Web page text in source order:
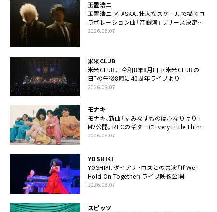
玉置浩二
玉置浩二 × ASKA、壮大なスケールで描くコ
ラボレーション曲「音銀河」リリース決定。
カップリングには新曲「命の宿り」収録も
2026.08.07
米米CLUB
米米CLUB、“令和8年8月8日・米米CLUBの
日”の午後8時に40周年ライブより
「FANtachy medley」を88年限定公開
2026.08.07
モナキ
モナキ、新曲「すみなすものは心なりけり」
MV公開。RECのギターにEvery Little Thing・
伊藤一朗参加も
2026.08.07
YOSHIKI
YOSHIKI、ダイアナ・ロスとの共演「If We
Hold On Together」ライブ映像公開
2026.08.07
スピッツ